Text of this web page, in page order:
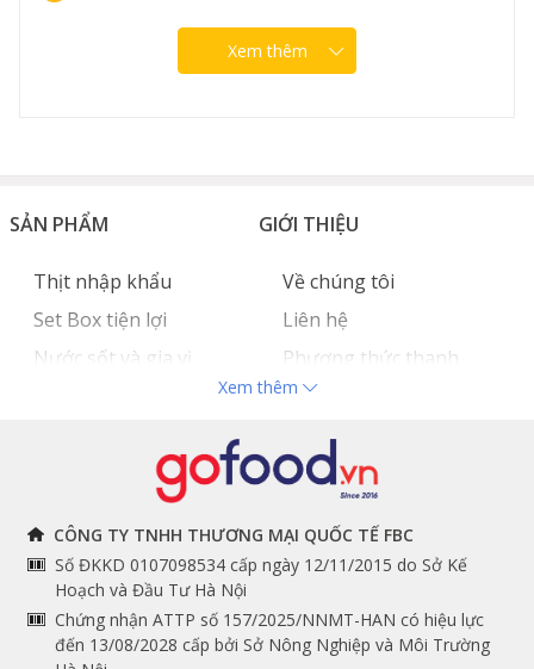
Nồi gang Lodge là sự lựa chọn lý tưởng để nấu các
món ăn chiên giòn, rán, áp chảo, nướng, kho, bỏ lò,
nấu cơm
Với chất lượng và sự đồng đều trong từng sản phẩm,
Lodge đã danh dự đạt giải thưởng Good Housekeeping
Good Buy và trở thành thương hiệu quốc gia, mang văn
hóa Mỹ.
Xem thêm
SẢN PHẨM
Thịt nhập khẩu
Set Box tiện lợi
Nước sốt và gia vị
GIỚI THIỆU
Về chúng tôi
Liên hệ
Phương thức thanh
toán
Tuyển dụng
THÔNG TIN
Chính sách và quy định
chung
Hướng dẫn đặt hàng
THEO DÕI NGAY
Facebook
Instagram
Youtube
Xem thêm
CÔNG TY TNHH THƯƠNG MẠI QUỐC TẾ FBC
Số ĐKKD 0107098534 cấp ngày 12/11/2015 do Sở Kế
Hoạch và Đầu Tư Hà Nội
Chứng nhận ATTP số 157/2025/NNMT-HAN có hiệu lực
đến 13/08/2028 cấp bởi Sở Nông Nghiệp và Môi Trường